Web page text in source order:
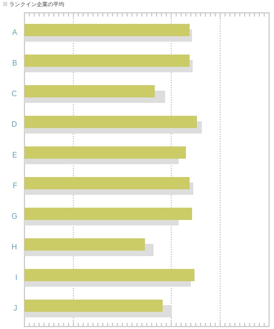
ランクイン企業の平均
A
B
C
D
E
F
G
H
J